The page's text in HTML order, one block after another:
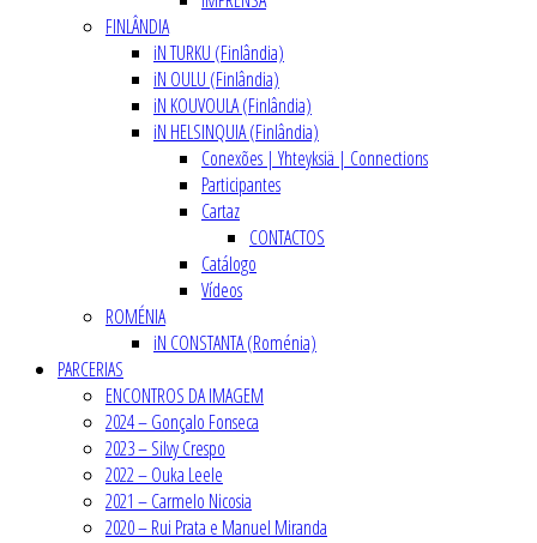
FINLÂNDIA
iN TURKU (Finlândia)
iN OULU (Finlândia)
iN KOUVOULA (Finlândia)
iN HELSINQUIA (Finlândia)
Conexões | Yhteyksiä | Connections
Participantes
Cartaz
CONTACTOS
Catálogo
Vídeos
ROMÉNIA
iN CONSTANTA (Roménia)
PARCERIAS
ENCONTROS DA IMAGEM
2024 – Gonçalo Fonseca
2023 – Silvy Crespo
2022 – Ouka Leele
2021 – Carmelo Nicosia
2020 – Rui Prata e Manuel Miranda